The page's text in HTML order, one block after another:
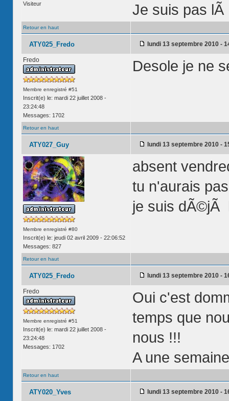
Visiteur Je suis pas
Retour en haut
ATY025_Fredo lundi 13 septembre 2010 -
Fredo
Membre enregistré #51
Inscrit(e) le: mardi 22 juillet 2008 -
23:24:48
Messages: 1702
Desole je ne
Retour en haut
ATY027_Guy lundi 13 septembre 2010 -
Membre enregistré #80
Inscrit(e) le: jeudi 02 avril 2009 - 22:06:52
Messages: 827
absent
tu n'aurais
je suis dÃ©jÃ
Retour en haut
ATY025_Fredo lundi 13 septembre 2010 -
Fredo
Membre enregistré #51
Inscrit(e) le: mardi 22 juillet 2008 -
23:24:48
Messages: 1702
Oui c'est
temps que
nous !!!
A une
Retour en haut
ATY020_Yves lundi 13 septembre 2010 -